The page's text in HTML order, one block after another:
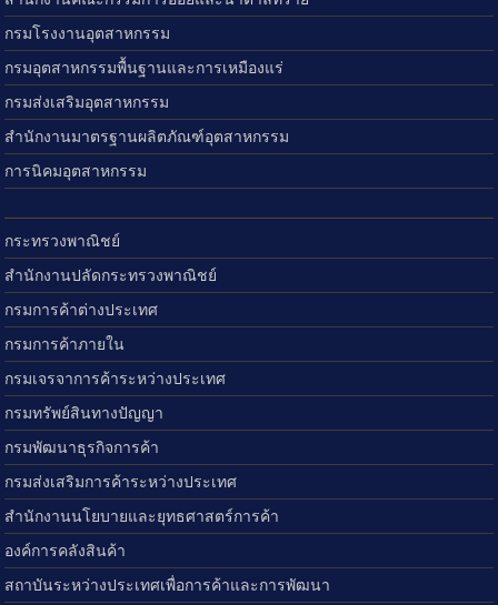
กรมโรงงานอุตสาหกรรม
กรมอุตสาหกรรมพื้นฐานและการเหมืองแร่
กรมส่งเสริมอุตสาหกรรม
สำนักงานมาตรฐานผลิตภัณฑ์อุตสาหกรรม
การนิคมอุตสาหกรรม
กระทรวงพาณิชย์
สำนักงานปลัดกระทรวงพาณิชย์
กรมการค้าต่างประเทศ
กรมการค้าภายใน
กรมเจรจาการค้าระหว่างประเทศ
กรมทรัพย์สินทางปัญญา
กรมพัฒนาธุรกิจการค้า
กรมส่งเสริมการค้าระหว่างประเทศ
สำนักงานนโยบายและยุทธศาสตร์การค้า
องค์การคลังสินค้า
สถาบันระหว่างประเทศเพื่อการค้าและการพัฒนา